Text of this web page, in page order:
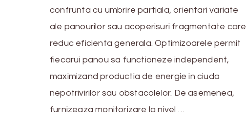
confrunta cu umbrire partiala, orientari variate
ale panourilor sau acoperisuri fragmentate care
reduc eficienta generala. Optimizoarele permit
fiecarui panou sa functioneze independent,
maximizand productia de energie in ciuda
nepotrivirilor sau obstacolelor. De asemenea,
furnizeaza monitorizare la nivel …